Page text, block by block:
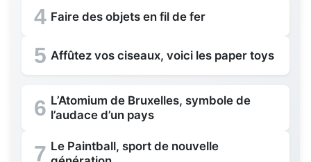
4 Faire des objets en fil de fer
5 Affûtez vos ciseaux, voici les paper toys
6 L’Atomium de Bruxelles, symbole de
l’audace d’un pays
7 Le Paintball, sport de nouvelle